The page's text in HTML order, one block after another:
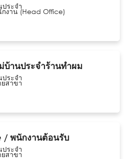
ระจำ
งาน (Head Office)
านประจำร้านทำผม
ระจำ
สาขา
/ พนักงานต้อนรับ
ระจำ
สาขา